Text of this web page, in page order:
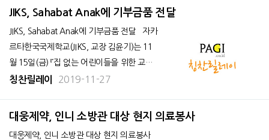
에서는 북부술라웨시 태권도협회에, 12월 14
일(
JIKS, Sahabat Anak에 기부금품 전달
JIKS, Sahabat Anak에 기부금품 전달 자카
르타한국국제학교(JIKS, 교장 김윤기)는 11
월 15일(금) 『집 없는 어린이들을 위한 교육
센터 Sahabat Anak』를 방문하여 총 RP22,4
당교사와 학생 회장단은 JIKS 학생들이 활동
칭찬릴레이 2019-11-27
대웅제약, 인니 소방관 대상 현지 의료봉사
대웅제약, 인니 소방관 대상 현지 의료봉사